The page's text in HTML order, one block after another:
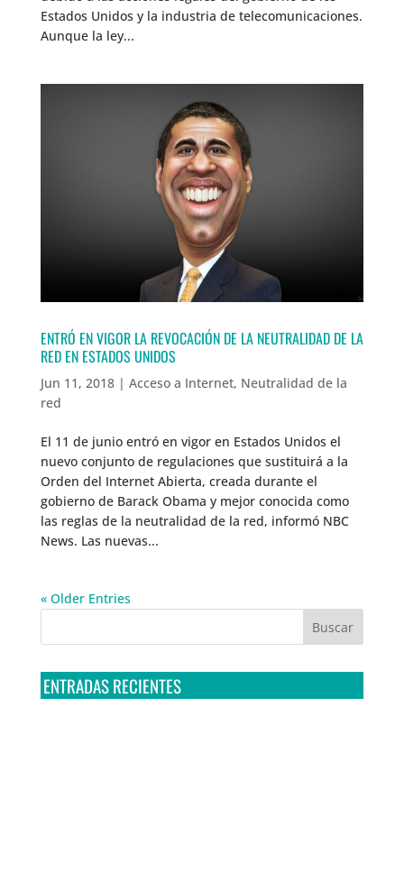
Estados Unidos y la industria de telecomunicaciones.
Aunque la ley...
ENTRÓ EN VIGOR LA REVOCACIÓN DE LA NEUTRALIDAD DE LA
RED EN ESTADOS UNIDOS
Jun 11, 2018| Acceso a Internet, Neutralidad de la
red
El 11 de junio entró en vigor en Estados Unidos el
nuevo conjunto de regulaciones que sustituirá a la
Orden del Internet Abierta, creada durante el
gobierno de Barack Obama y mejor conocida como
las reglas de la neutralidad de la red, informó NBC
News. Las nuevas...
« Older Entries
ENTRADAS RECIENTES